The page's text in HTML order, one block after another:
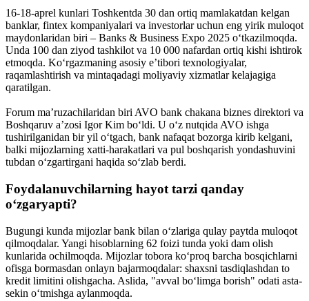
16-18-aprel kunlari Toshkentda 30 dan ortiq mamlakatdan kelgan
banklar, fintex kompaniyalari va investorlar uchun eng yirik muloqot
maydonlaridan biri – Banks & Business Expo 2025 o‘tkazilmoqda.
Unda 100 dan ziyod tashkilot va 10 000 nafardan ortiq kishi ishtirok
etmoqda. Ko‘rgazmaning asosiy e’tibori texnologiyalar,
raqamlashtirish va mintaqadagi moliyaviy xizmatlar kelajagiga
qaratilgan.
Forum ma’ruzachilaridan biri AVO bank chakana biznes direktori va
Boshqaruv a’zosi Igor Kim bo‘ldi. U o‘z nutqida AVO ishga
tushirilganidan bir yil o‘tgach, bank nafaqat bozorga kirib kelgani,
balki mijozlarning xatti-harakatlari va pul boshqarish yondashuvini
tubdan o‘zgartirgani haqida so‘zlab berdi.
Foydalanuvchilarning hayot tarzi qanday
o‘zgaryapti?
Bugungi kunda mijozlar bank bilan o‘zlariga qulay paytda muloqot
qilmoqdalar. Yangi hisoblarning 62 foizi tunda yoki dam olish
kunlarida ochilmoqda. Mijozlar tobora ko‘proq barcha bosqichlarni
ofisga bormasdan onlayn bajarmoqdalar: shaxsni tasdiqlashdan to
kredit limitini olishgacha. Aslida, "avval bo‘limga borish" odati asta-
sekin o‘tmishga aylanmoqda.